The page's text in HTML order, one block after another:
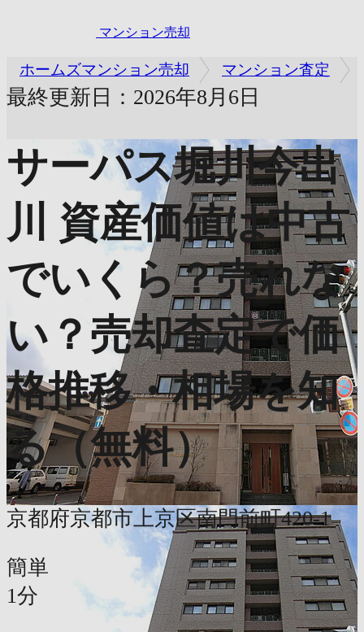
マンション売却
ホームズマンション売却 マンション査定
最終更新日：2026年8月6日
サーパス堀川今出
川 資産価値は中古
でいくら？売れな
い？売却査定で価
格推移・相場を知
る（無料）
京都府京都市上京区南門前町420-1
簡単
1分